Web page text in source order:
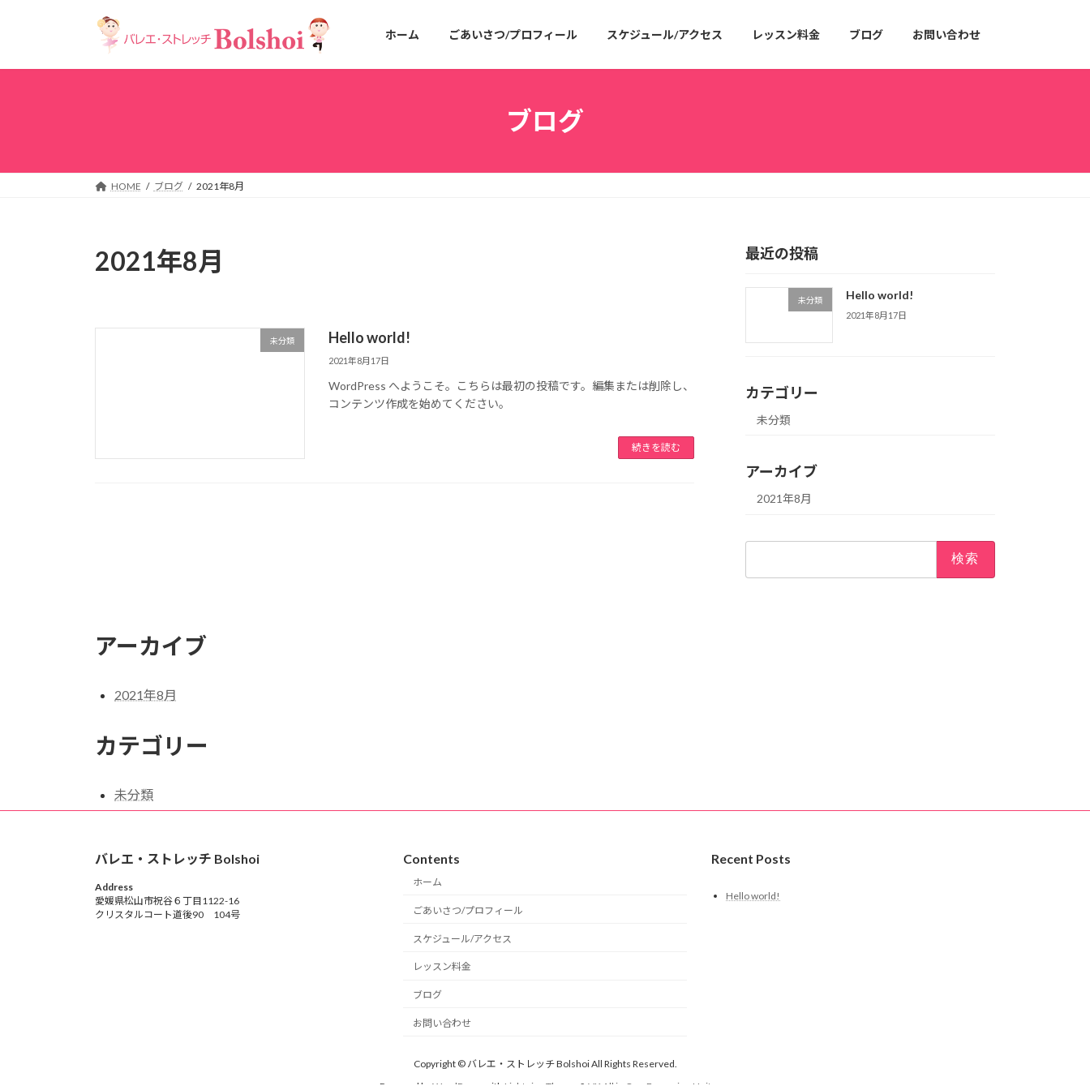
ン
ー
ホーム ごあいさつ/プロフィール スケジュール/アクセス レッスン料金 ブログ お問い合わせ
ブログ
HOME ブログ 2021年8月
2021年8月
未分類 Hello world!
2021年8月17日
WordPress へようこそ。こちらは最初の投稿です。編集または削除し、
コンテンツ作成を始めてください。
続きを読む
最近の投稿
未分類 Hello world!
2021年8月17日
カテゴリー
未分類
アーカイブ
2021年8月
アーカイブ
2021年8月
カテゴリー
未分類
バレエ・ストレッチ Bolshoi
Address
愛媛県松山市祝谷６丁目1122-16
クリスタルコート道後90 104号
Contents
ホーム
ごあいさつ/プロフィール
スケジュール/アクセス
レッスン料金
ブログ
お問い合わせ
Recent Posts
Hello world!
Copyright © バレエ・ストレッチ Bolshoi All Rights Reserved.
Powered by WordPress with Lightning Theme & VK All in One Expansion Unit